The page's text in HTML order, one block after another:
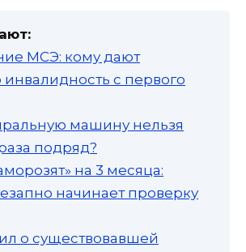
МСЭ: кому дают
с первого
машину нельзя
подряд?
на 3 месяца:
начинает проверку
о существовавшей